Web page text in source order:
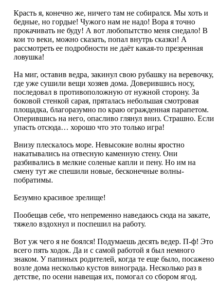
Красть я, конечно же, ничего там не собирался. Мы хоть и
бедные, но гордые! Чужого нам не надо! Вора я точно
прокачивать не буду! А вот любопытство меня снедало! В
кои то веки, можно сказать, попал внутрь сказки! А
рассмотреть ее подробности не даёт какая-то презренная
ловушка!
На миг, оставив ведра, закинул свою рубашку на веревочку,
где уже сушили вещи хозяев дома. Доверившись носу,
последовал в противоположную от нужной сторону. За
боковой стенкой сарая, пряталась небольшая смотровая
площадка, благоразумно по краю огражденная парапетом.
Оперившись на него, опасливо глянул вниз. Страшно. Если
упасть отсюда… хорошо что это только игра!
Внизу плескалось море. Невысокие волны яростно
накатывались на отвесную каменную стену. Они
разбивались в мелкие соленые капли и пену. Но им на
смену тут же спешили новые, бесконечные волны-
побратимы.
Безумно красивое зрелище!
Пообещав себе, что непременно наведаюсь сюда на закате,
тяжело вздохнул и поспешил на работу.
Вот уж чего я не боялся! Подумаешь десять ведер. П-ф! Это
всего пять ходок. Да и с самой работой я был немного
знаком. У папиных родителей, когда те еще было, посажено
возле дома несколько кустов винограда. Несколько раз в
детстве, по осени навещая их, помогал со сбором ягод.